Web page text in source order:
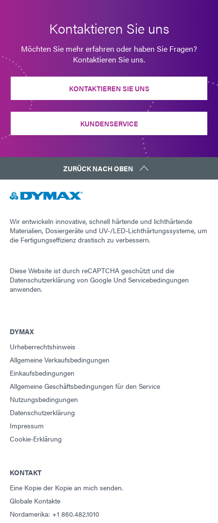
Kontaktieren Sie uns
Möchten Sie mehr erfahren oder haben Sie Fragen?
Kontaktieren Sie uns.
KONTAKTIEREN SIE UNS
KUNDENSERVICE
ZURÜCK NACH OBEN
Wir entwickeln innovative, schnell härtende und lichthärtende
Materialien, Dosiergeräte und UV-/LED-Lichthärtungssysteme, um
die Fertigungseffizienz drastisch zu verbessern.
Diese Website ist durch reCAPTCHA geschützt und die
Datenschutzerklärung von Google Und Servicebedingungen
anwenden.
DYMAX
Urheberrechtshinweis
Allgemeine Verkaufsbedingungen
Einkaufsbedingungen
Allgemeine Geschäftsbedingungen für den Service
Nutzungsbedingungen
Datenschutzerklärung
Impressum
Cookie-Erklärung
KONTAKT
Eine Kopie der Kopie an mich senden.
Globale Kontakte
Nordamerika: +1 860.482.1010